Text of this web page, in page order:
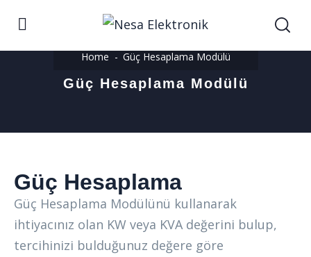
Home Güç Hesaplama Modülü
Güç Hesaplama Modülü
Güç Hesaplama
Güç Hesaplama Modülünü kullanarak
ihtiyacınız olan KW veya KVA değerini bulup,
tercihinizi bulduğunuz değere göre